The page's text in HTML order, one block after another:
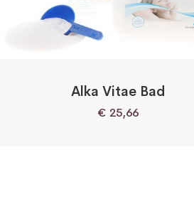
Alka Vitae Bad
€ 25,66